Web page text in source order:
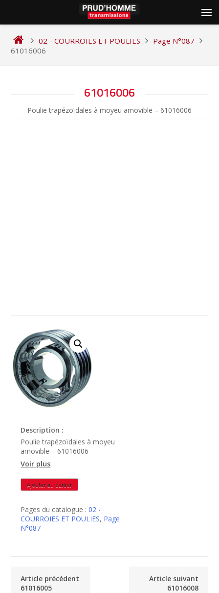
content
02 - COURROIES ET POULIES
Page N°087
61016006
61016006
Poulie trapézoïdales à moyeu amovible – 61016006
Description :
Poulie trapézoïdales à moyeu
amovible – 61016006
Voir plus
quantité
de
Ajouter au panier
Pages du catalogue :02 -
COURROIES ET POULIES, Page
N°087
Article précédent
61016005
Article suivant
61016008